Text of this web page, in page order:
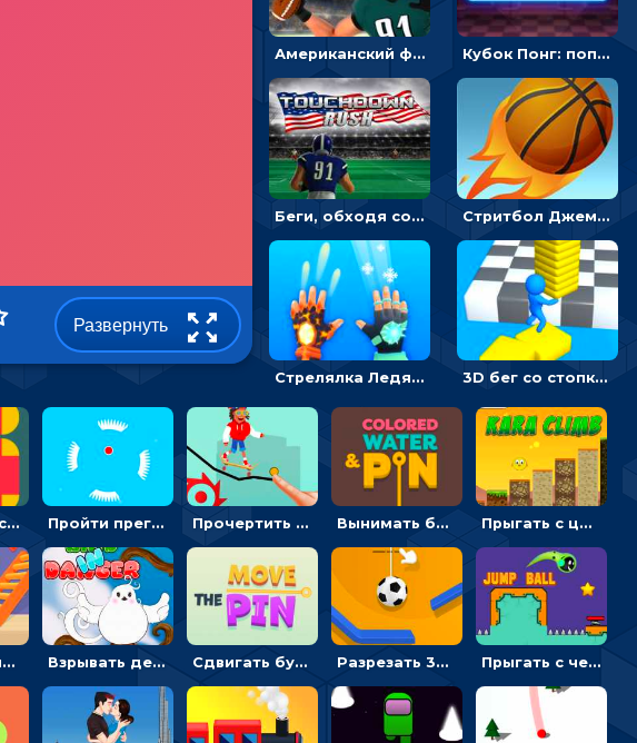
Американский футбол 3D: поймай мяч и останови атаку соперника Кубок Понг: попади мячиком в стакан и напои соперника
Беги, обходя соперников и собирай бонусы - американский футбол Стритбол Джем - спортивный бросок мяча в кольцо
Стрелялка Ледяной человек 3D: заморозь и взорви 3D бег со стопками: строй мостики и собирай камни
Развернуть
Растяни носок: соединить пальцем все точки в пазле Пройти преграды с шариком, пока сужается проход - гиперказуальные Прочертить линию, чтобы проехать на скейте, через преграды к финишу - для мальчиков Вынимать булавки и сортировать воду в колбы - гиперказуальные Прыгать с цыпленком по столбикам вверх, чтобы собирать время - гиперказуальные
3D Лабиринт хомяка: проходить полосу препятствий, чтобы получать вкусняшки Взрывать деревянные ящики и бочки, чтобы спасти птицу в гнезде - гиперказуальные Сдвигать булавку, чтобы высыпать цветные шарики - гиперказуальные Разрезать 3D канат, чтобы сбросить шарик и разбить башню из кубиков Прыгать с черным мячом через колья, чтобы собрать звезды